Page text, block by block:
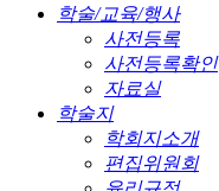
학술/교육/행사
사전등록
사전등록확인
자료실
학술지
학회지소개
편집위원회